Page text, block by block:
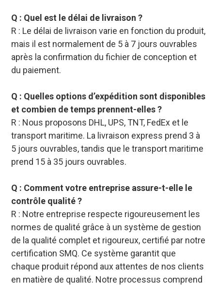
Q : Quel est le délai de livraison ?
R : Le délai de livraison varie en fonction du produit,
mais il est normalement de 5 à 7 jours ouvrables
après la confirmation du fichier de conception et
du paiement.
Q : Quelles options d’expédition sont disponibles
et combien de temps prennent-elles ?
R : Nous proposons DHL, UPS, TNT, FedEx et le
transport maritime. La livraison express prend 3 à
5 jours ouvrables, tandis que le transport maritime
prend 15 à 35 jours ouvrables.
Q : Comment votre entreprise assure-t-elle le
contrôle qualité ?
R : Notre entreprise respecte rigoureusement les
normes de qualité grâce à un système de gestion
de la qualité complet et rigoureux, certifié par notre
certification SMQ. Ce système garantit que
chaque produit répond aux attentes de nos clients
en matière de qualité. Notre processus comprend